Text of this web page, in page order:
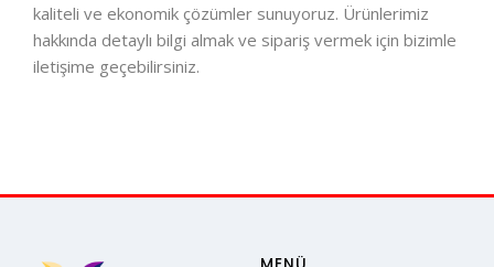
kaliteli ve ekonomik çözümler sunuyoruz. Ürünlerimiz
hakkında detaylı bilgi almak ve sipariş vermek için bizimle
iletişime geçebilirsiniz.